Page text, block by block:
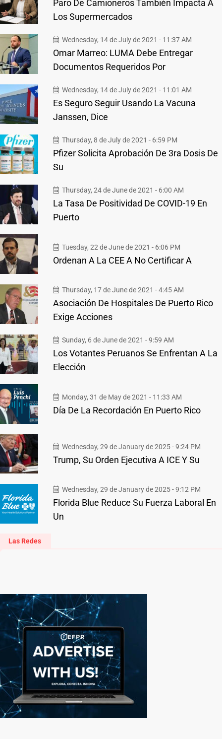
Paro De Camioneros También Impacta A
Los Supermercados
Wednesday, 14 de July de 2021 - 11:37 AM
Omar Marreo: LUMA Debe Entregar
Documentos Requeridos Por
Wednesday, 14 de July de 2021 - 11:01 AM
Es Seguro Seguir Usando La Vacuna
Janssen, Dice
Thursday, 8 de July de 2021 - 6:59 PM
Pfizer Solicita Aprobación De 3ra Dosis De
Su
Thursday, 24 de June de 2021 - 6:00 AM
La Tasa De Positividad De COVID-19 En
Puerto
Tuesday, 22 de June de 2021 - 6:06 PM
Ordenan A La CEE A No Certificar A
Thursday, 17 de June de 2021 - 4:45 AM
Asociación De Hospitales De Puerto Rico
Exige Acciones
Sunday, 6 de June de 2021 - 9:59 AM
Los Votantes Peruanos Se Enfrentan A La
Elección
Monday, 31 de May de 2021 - 11:33 AM
Día De La Recordación En Puerto Rico
Wednesday, 29 de January de 2025 - 9:24 PM
Trump, Su Orden Ejecutiva A ICE Y Su
Wednesday, 29 de January de 2025 - 9:12 PM
Florida Blue Reduce Su Fuerza Laboral En
Un
Las Redes